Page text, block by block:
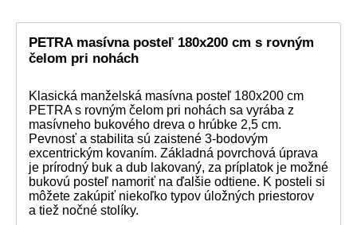
PETRA masívna posteľ 180x200 cm s rovným
čelom pri nohách
Klasická manželská masívna posteľ 180x200 cm
PETRA s rovným čelom pri nohách sa vyrába z
masívneho bukového dreva o hrúbke 2,5 cm.
Pevnosť a stabilita sú zaistené 3-bodovým
excentrickým kovaním. Základná povrchová úprava
je prírodný buk a dub lakovaný, za príplatok je možné
bukovú posteľ namoriť na ďalšie odtiene. K posteli si
môžete zakúpiť niekoľko typov úložných priestorov
a tiež nočné stolíky.